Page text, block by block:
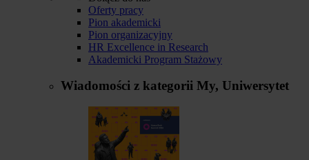
Oferty pracy
Pion akademicki
Pion organizacyjny
HR Excellence in Research
Akademicki Program Stażowy
Wiadomości z kategorii My, Uniwersytet